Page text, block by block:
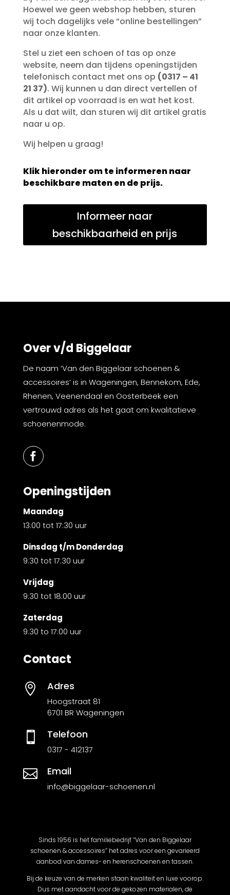
Hoewel we geen webshop hebben, sturen
wij toch dagelijks vele “online bestellingen”
naar onze klanten.
Stel u ziet een schoen of tas op onze
website, neem dan tijdens openingstijden
telefonisch contact met ons op (0317 – 41
21 37). Wij kunnen u dan direct vertellen of
dit artikel op voorraad is en wat het kost.
Als u dat wilt, dan sturen wij dit artikel gratis
naar u op.
Wij helpen u graag!
Klik hieronder om te informeren naar
beschikbare maten en de prijs.
Informeer naar
beschikbaarheid en prijs
Over v/d Biggelaar
De naam ‘Van den Biggelaar schoenen &
accessoires’ is in Wageningen, Bennekom, Ede,
Rhenen, Veenendaal en Oosterbeek een
vertrouwd adres als het gaat om kwalitatieve
schoenenmode.
Openingstijden
Maandag
13:00 tot 17:30 uur
Dinsdag t/m Donderdag
9:30 tot 17:30 uur
Vrijdag
9:30 tot 18:00 uur
Zaterdag
9:30 to 17:00 uur
Contact
 Adres
Hoogstraat 81
6701 BR Wageningen
 Telefoon
0317 - 412137
 Email
info@biggelaar-schoenen.nl
Sinds 1956 is het familiebedrijf “Van den Biggelaar
schoenen & accessoires” het adres voor een gevarieerd
aanbod van dames- en herenschoenen en tassen.
Bij de keuze van de merken staan kwaliteit en luxe voorop.
Dus met aandacht voor de gekozen materialen, de